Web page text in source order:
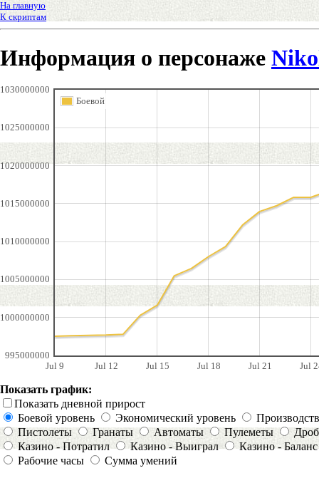
На главную
К скриптам
Информация о персонаже
Jul 9 Jul 12 Jul 15 Jul 18 Jul 21 Jul
995000000
1000000000
1005000000
1010000000
1015000000
1020000000
1025000000
1030000000
Боевой
Показать график:
Показать дневной прирост
Боевой уровень
Экономический уровень
Пистолеты
Гранаты Автоматы Пулеметы
Казино - Потратил
Казино - Выиграл
Казино - Баланс
Рабочие часы
Сумма умений